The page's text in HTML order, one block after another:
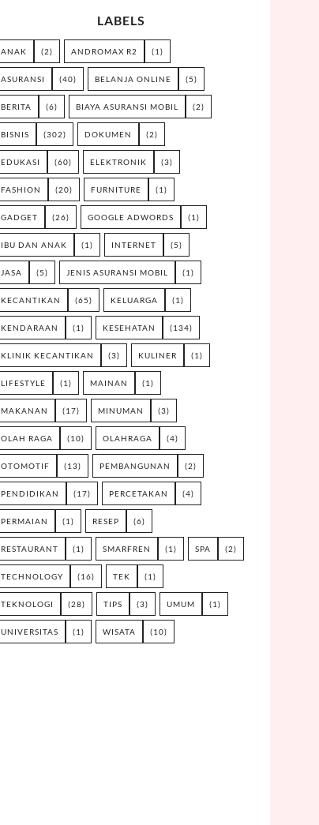
LABELS
ANAK (2) ANDROMAX R2 (1)
ASURANSI (40) BELANJA ONLINE (5)
BERITA (6) BIAYA ASURANSI MOBIL (2)
BISNIS (302) DOKUMEN (2)
EDUKASI (60) ELEKTRONIK (3)
FASHION (20) FURNITURE (1)
GADGET (26) GOOGLE ADWORDS (1)
IBU DAN ANAK (1) INTERNET (5)
JASA (5) JENIS ASURANSI MOBIL (1)
KECANTIKAN (65) KELUARGA (1)
KENDARAAN (1) KESEHATAN (134)
KLINIK KECANTIKAN (3) KULINER (1)
LIFESTYLE (1) MAINAN (1)
MAKANAN (17) MINUMAN (3)
OLAH RAGA (10) OLAHRAGA (4)
OTOMOTIF (13) PEMBANGUNAN (2)
PENDIDIKAN (17) PERCETAKAN (4)
PERMAIAN (1) RESEP (6)
RESTAURANT (1) SMARFREN (1) SPA (2)
TECHNOLOGY (16) TEK (1)
TEKNOLOGI (28) TIPS (3) UMUM (1)
UNIVERSITAS (1) WISATA (10)